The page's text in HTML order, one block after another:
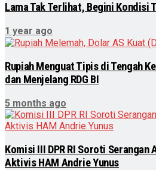
Lama Tak Terlihat, Begini Kondisi
1 year ago
Rupiah Menguat Tipis di Tengah
dan Menjelang RDG BI
5 months ago
Komisi III DPR RI Soroti Serangan
Aktivis HAM Andrie Yunus